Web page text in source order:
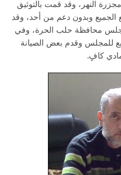
النهر، وقد قمت بالتوثيق
الجميع وبدون دعم من أحد، وقد
محافظة حلب الحرة، وفي
للمجلس وقدم بعض الصيانة
كافٍ.